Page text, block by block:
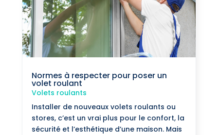
Normes à respecter pour poser un
volet roulant
Volets roulants
Installer de nouveaux volets roulants ou
stores, c’est un vrai plus pour le confort, la
sécurité et l’esthétique d’une maison. Mais